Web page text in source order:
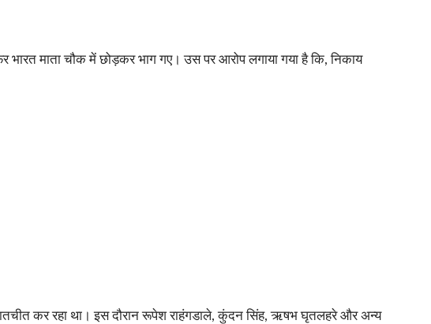
माता चौक में छोड़कर भाग गए। उस पर आरोप लगाया गया है कि, निकाय
कर रहा था। इस दौरान रूपेश राहंगडाले, कुंदन सिंह, ऋषभ घृतलहरे और अन्य